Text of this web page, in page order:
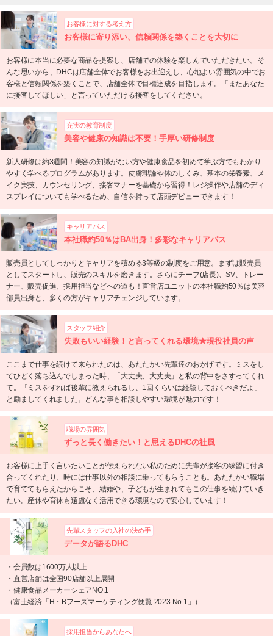
お客様に対する考え方
お客様に寄り添い、信頼関係を築くことを大切に
お客様に本当に必要な商品を提案し、店舗での体験を楽しんでいただきたい。そ
んな思いから、DHCは店舗全体でお客様をお出迎えし、心地よい雰囲気の中でお
客様と信頼関係を築くことで、店舗全体で目標達成を目指します。「またあなた
に接客してほしい」と言っていただける接客をしてください。
充実の教育制度
美容や健康の知識は不要！手厚い研修制度
新人研修は約3週間！美容の知識がない方や健康食品を初めて学ぶ方でもわかり
やすく学べるプログラムがあります。皮膚理論や体のしくみ、基本の栄養素、メ
イク実技、カウンセリング、接客マナーを基礎から習得！レジ操作や店舗のディ
スプレイについても学べるため、自信を持って店頭デビューできます！
キャリアパス
本社職約50％はBA出身！多彩なキャリアパス
販売員としてしっかりとキャリアを積める3等級の制度をご用意。まずは販売員
としてスタートし、販売のスキルを磨きます。さらにチーフ(店長)、SV、トレー
ナー、販売促進、採用担当などへの道も！直営店ユニットの本社職約50％は美容
部員出身と、多くの方がキャリアチェンジしています。
スタッフ紹介
失敗もいい経験！と言ってくれる環境★現役社員の声
ここまで仕事を続けて来られたのは、あたたかい先輩達のおかげです。ミスをし
てひどく落ち込んでしまった時、「大丈夫、大丈夫」と私の背中をさすってくれ
て。「ミスをすれば後輩に教えられるし、1回くらいは経験しておくべきだよ」
と励ましてくれました。どんな事も相談しやすい環境が魅力です！
職場の雰囲気
ずっと長く働きたい！と思えるDHCの社風
お客様に上手く言いたいことが伝えられない私のために先輩が接客の練習に付き
合ってくれたり、時には仕事以外の相談に乗ってもらうことも。あたたかい職場
で育ててもらえたからこそ、結婚や、子どもが生まれてもこの仕事を続けていき
たい。産休や育休も遠慮なく活用できる環境なので安心しています！
先輩スタッフの入社の決め手
データが語るDHC
・会員数は1600万人以上
・直営店舗は全国90店舗以上展開
・健康食品メーカーシェアNO.1
（富士経済「H・Bフーズマーケティング便覧 2023 No.1」）
採用担当からあなたへ